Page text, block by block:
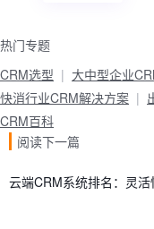
热门专题
CRM选型
大中型企业
快消行业CRM解决方案
CRM百科
阅读下一篇
云端CRM系统排名：灵